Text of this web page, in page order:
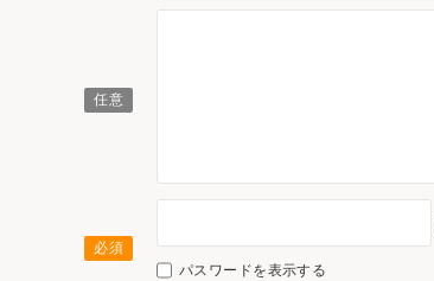
パスワードを表示する